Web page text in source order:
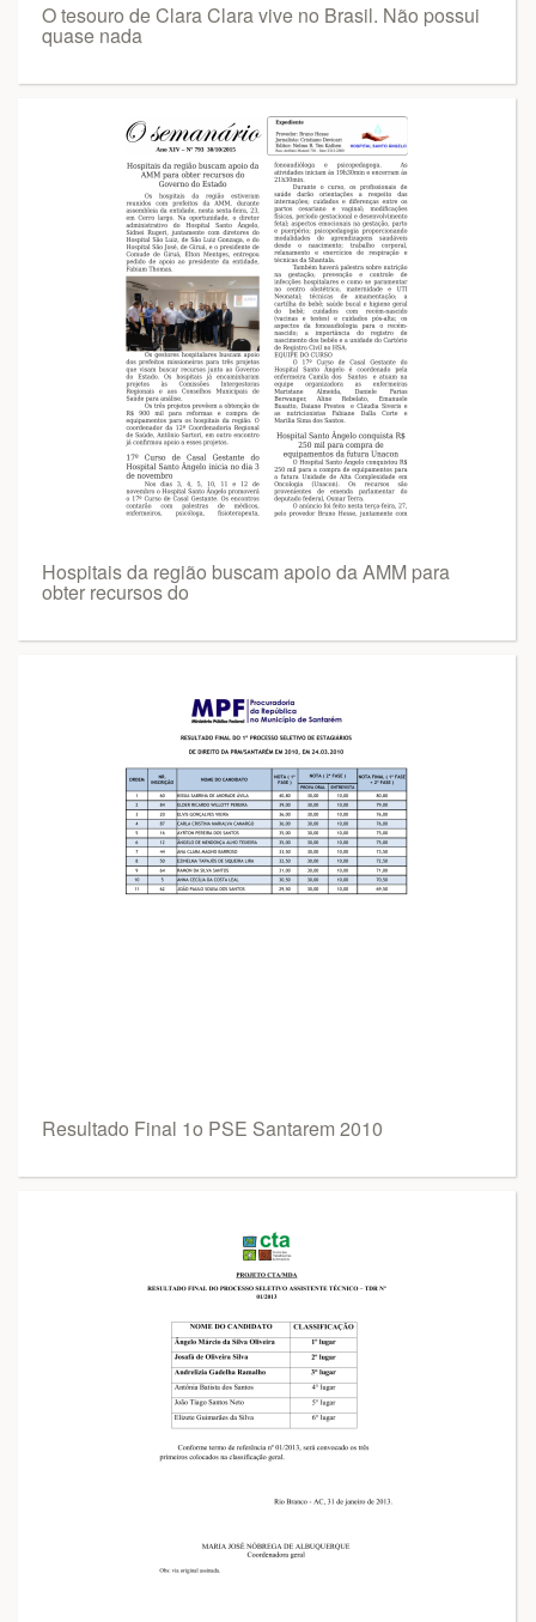
O tesouro de Clara Clara vive no Brasil. Não possui
quase nada
Hospitais da região buscam apoio da AMM para
obter recursos do
Resultado Final 1o PSE Santarem 2010